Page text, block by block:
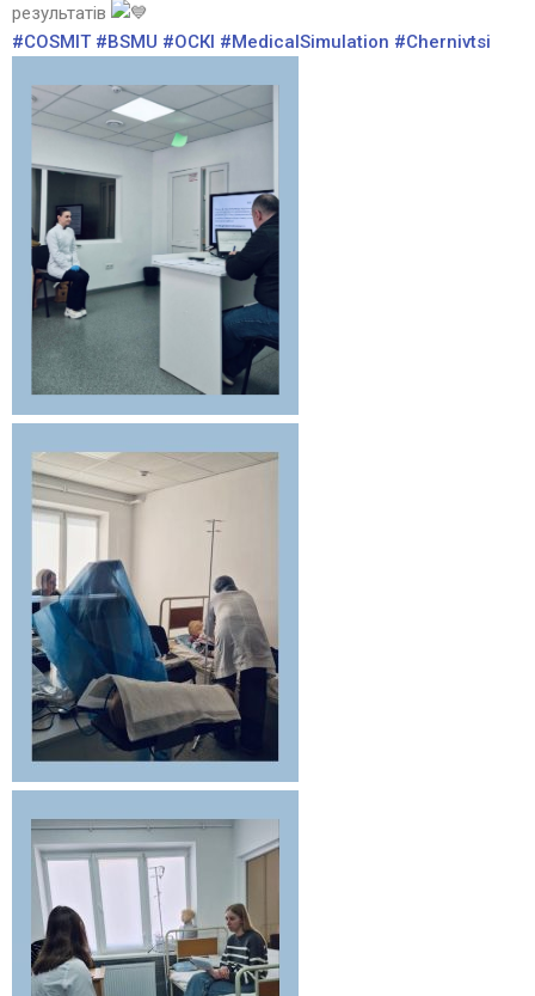
результатів
#COSMIT #BSMU #ОСКІ #MedicalSimulation #Chernivtsi